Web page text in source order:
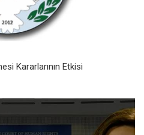
Kararlarının Etkisi